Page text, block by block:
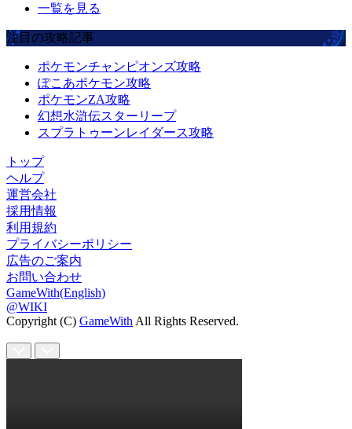
一覧を見る
注目の攻略記事
ポケモンチャンピオンズ攻略
ぽこあポケモン攻略
ポケモンZA攻略
幻想水滸伝スターリープ
スプラトゥーンレイダース攻略
トップ
ヘルプ
運営会社
採用情報
利用規約
プライバシーポリシー
広告のご案内
お問い合わせ
GameWith(English)
@WIKI
Copyright (C) GameWith All Rights Reserved.